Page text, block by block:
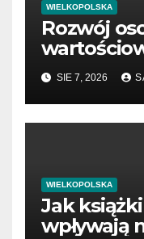
WIELKOPOLSKA
Rozwój
SIE 7, 2026
WIELKOPOLSKA
Jak
wpływają